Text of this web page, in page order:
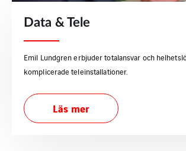
Data & Tele
Emil Lundgren erbjuder totalansvar och
komplicerade teleinstallationer.
Läs mer